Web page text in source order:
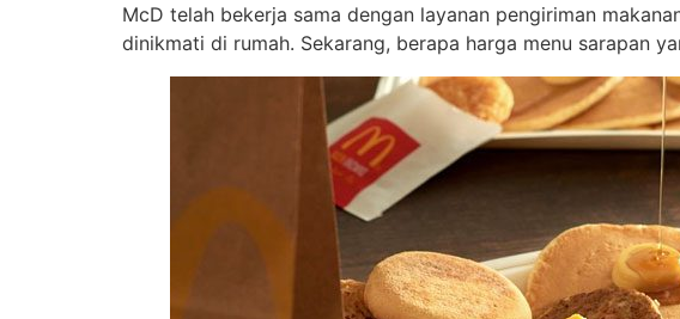
McD telah bekerja sama dengan layanan pengiriman
dinikmati di rumah. Sekarang, berapa harga menu sarapan